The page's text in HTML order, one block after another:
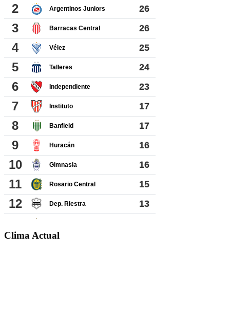
Clima Actual